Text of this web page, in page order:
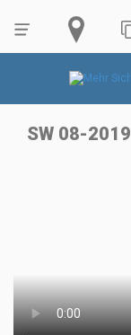
SW 08-2019